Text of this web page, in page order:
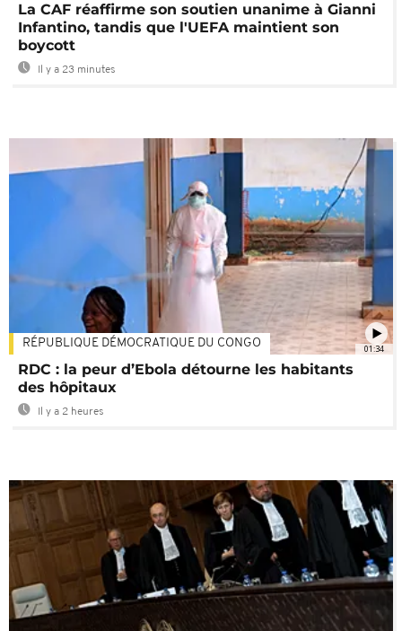
La CAF réaffirme son soutien unanime à Gianni
Infantino, tandis que l'UEFA maintient son
boycott
Il y a 23 minutes
01:34
RÉPUBLIQUE DÉMOCRATIQUE DU CONGO
RDC : la peur d’Ebola détourne les habitants
des hôpitaux
Il y a 2 heures